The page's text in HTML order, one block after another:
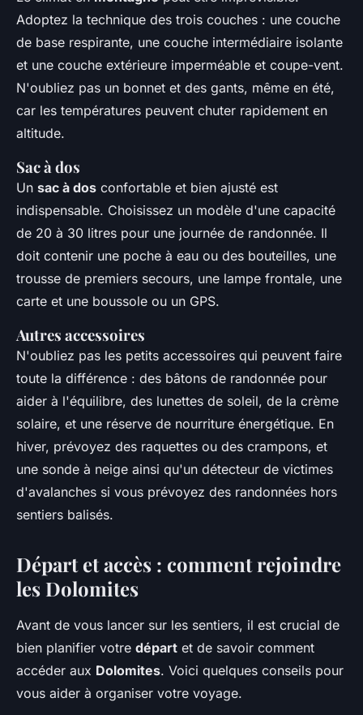
Adoptez la technique des trois couches : une couche
de base respirante, une couche intermédiaire isolante
et une couche extérieure imperméable et coupe-vent.
N'oubliez pas un bonnet et des gants, même en été,
car les températures peuvent chuter rapidement en
altitude.
Sac à dos
Un sac à dos confortable et bien ajusté est
indispensable. Choisissez un modèle d'une capacité
de 20 à 30 litres pour une journée de randonnée. Il
doit contenir une poche à eau ou des bouteilles, une
trousse de premiers secours, une lampe frontale, une
carte et une boussole ou un GPS.
Autres accessoires
N'oubliez pas les petits accessoires qui peuvent faire
toute la différence : des bâtons de randonnée pour
aider à l'équilibre, des lunettes de soleil, de la crème
solaire, et une réserve de nourriture énergétique. En
hiver, prévoyez des raquettes ou des crampons, et
une sonde à neige ainsi qu'un détecteur de victimes
d'avalanches si vous prévoyez des randonnées hors
sentiers balisés.
Départ et accès : comment rejoindre
les Dolomites
Avant de vous lancer sur les sentiers, il est crucial de
bien planifier votre départ et de savoir comment
accéder aux Dolomites. Voici quelques conseils pour
vous aider à organiser votre voyage.